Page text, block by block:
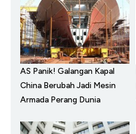
AS Panik! Galangan Kapal
China Berubah Jadi Mesin
Armada Perang Dunia